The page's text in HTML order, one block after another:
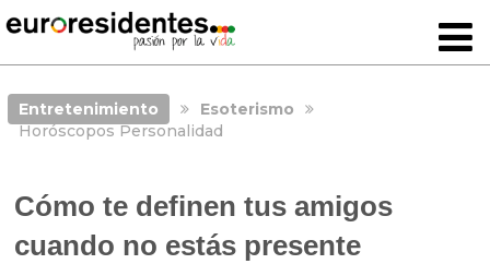
Entretenimiento
Esoterismo
Horóscopos Personalidad
Cómo te definen tus amigos
cuando no estás presente